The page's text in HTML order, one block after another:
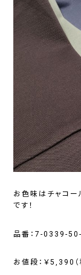
お色味はチャコー
です！
品番：7-0339-
お値段：￥5,390（